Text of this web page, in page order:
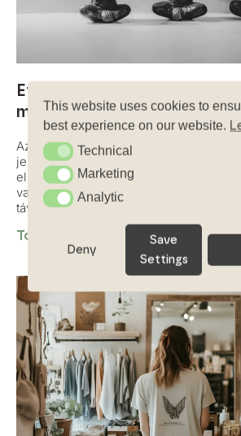
Etikus design: Miért
mint a kattintások?
Az etikus design olyan digitális
jelenti, amelyek tiszteletben tartják a
elkerülik a manipulációt, és
valamint emberközpontú
távú bizalmat építenek.
Tovább
This website uses cookies to
best experience on our website.
TechnicalTechnical
MarketingMarketing
AnalyticAnalytic
Deny
Save
Settings